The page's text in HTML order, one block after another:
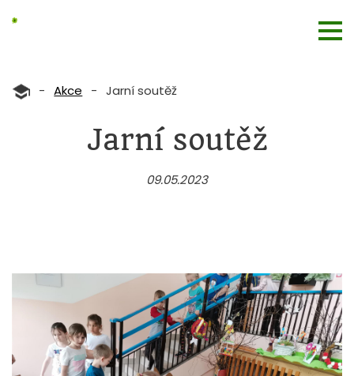
- Akce - Jarní soutěž
Jarní soutěž
09.05.2023